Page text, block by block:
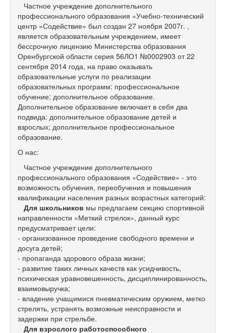
Частное учреждение дополнительного
профессионального образования «Учебно-технический
центр «Содействие» был создан 27 ноября 2007г. ,
является образовательным учреждением, имеет
бессрочную лицензию Министерства образования
Оренбургской области серия 56ЛО1 №0002903 от 22
сентября 2014 года, на право оказывать
образовательные услуги по реализации
образовательных программ: профессиональное
обучение; дополнительное образование.
Дополнительное образование включает в себя два
подвида: дополнительное образование детей и
взрослых; дополнительное профессиональное
образование.
О нас:
Частное учреждение дополнительного
профессионального образования «Содействие» - это
возможность обучения, переобучения и повышения
квалификации населения разных возрастных категорий:
Для школьников мы предлагаем секцию спортивной
направленности «Меткий стрелок», данный курс
предусматривает цели:
- организованное проведение свободного времени и
досуга детей;
- пропаганда здорового образа жизни;
- развитие таких личных качеств как усидчивость,
психическая уравновешенность, дисциплинированность,
взаимовыручка;
- владение учащимися пневматическим оружием, метко
стрелять, устранять возможные неисправности и
задержки при стрельбе.
Для взрослого работоспособного